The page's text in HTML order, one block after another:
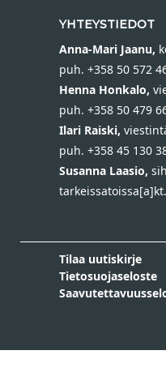
YHTEYSTIEDOT
Anna-Mari Jaanu,
puh. +358 50 572
Henna Honkalo,
puh. +358 50 479
Ilari Raiski,
puh. +358 45 130
Susanna Laasio,
Tilaa uutiskirje
Tietosuojaseloste